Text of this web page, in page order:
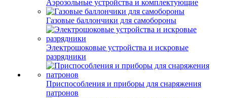
Аэрозольные устройства и комплектующие
Газовые баллончики для самобороны
Электрошоковые устройства и искровые
разрядники
Приспособления и приборы для снаряжения
патронов